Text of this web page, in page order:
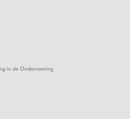
in de Onderneming